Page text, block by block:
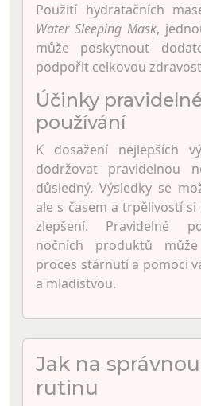
Použití hydratačních
Water Sleeping Mask,
může poskytnout
podpořit celkovou
Účinky
používání
K dosažení nejlepších
dodržovat pravidelnou
důsledný. Výsledky se
ale s časem a trpělivostí
zlepšení. Pravidelné
nočních produktů
proces stárnutí a pomoci
a mladistvou.
Jak na
rutinu